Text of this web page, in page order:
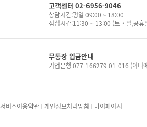
고객센터 02-6956-9046
상담시간:평일 09:00 ~ 18:00
점심시간:11:30 ~ 13:00 (토・일,공휴
무통장 입금안내
기업은행 077-166279-01-016 (이티
서비스이용약관 개인정보처리방침 마이페이지